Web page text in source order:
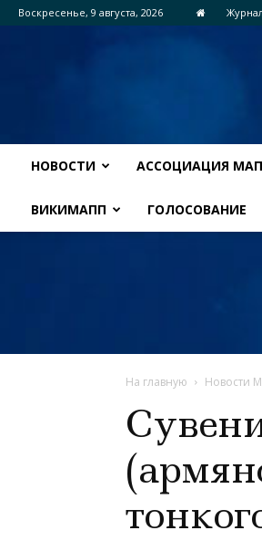
Воскресенье, 9 августа, 2026
НОВОСТИ АССОЦИАЦИЯ
ВИКИМАПП ГОЛОСОВАНИЕ
На главную Новости